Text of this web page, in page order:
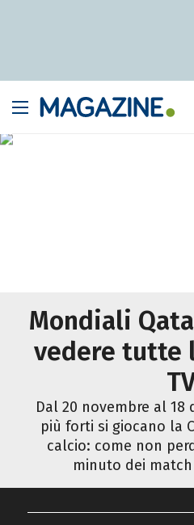
Mondiali
vedere tutte
Dal 20 novembre al 18
più forti si giocano la
calcio: come non
minuto dei